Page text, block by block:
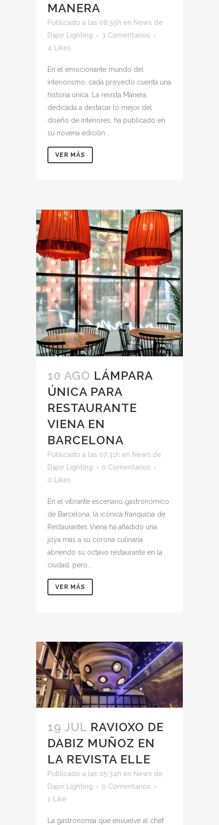
MANERA
Publicado a las 08:55h en News de
Dajor Lighting
3 Comentarios
4 Likes
En el emocionante mundo del
interiorismo, cada proyecto cuenta una
historia única. La revista Manera,
dedicada a destacar lo mejor del
diseño de interiores, ha publicado en
su novena edición...
VER MÁS
10 AGO LÁMPARA
ÚNICA PARA
RESTAURANTE
VIENA EN
BARCELONA
Publicado a las 07:31h en News de
Dajor Lighting
0 Comentarios
0 Likes
En el vibrante escenario gastronómico
de Barcelona, la icónica franquicia de
Restaurantes Viena ha añadido una
joya más a su corona culinaria
abriendo su octavo restaurante en la
ciudad, pero...
VER MÁS
19 JUL RAVIOXO DE
DABIZ MUÑOZ EN
LA REVISTA ELLE
Publicado a las 05:34h en News de
Dajor Lighting
0 Comentarios
1 Like
La gastronomía que envuelve al chef